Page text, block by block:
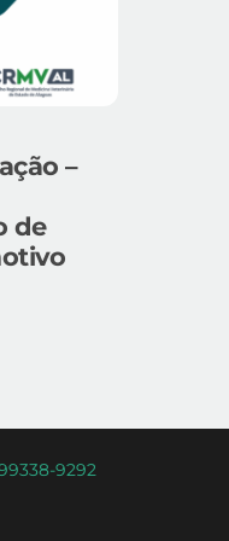
–
de
9292